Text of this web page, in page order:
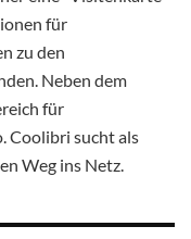
für
zu den
Neben dem
für
Coolibri sucht als
Weg ins Netz.